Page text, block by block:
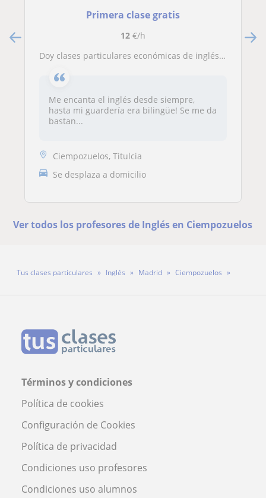
Primera clase gratis
12€/h
Doy clases particulares económicas de inglés (nivel B2)
Me encanta el inglés desde siempre,
hasta mi guardería era bilingüe! Se me da
bastan...
Ciempozuelos, Titulcia
Se desplaza a domicilio
Ver todos los profesores de Inglés en Ciempozuelos
Tus clases particulares Inglés Madrid
Ciempozuelos
Términos y condiciones
Política de cookies
Configuración de Cookies
Política de privacidad
Condiciones uso profesores
Condiciones uso alumnos